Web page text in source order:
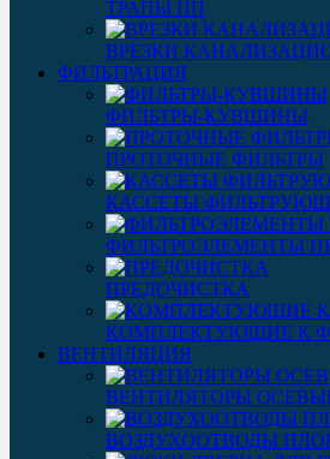
ТРАПЫ ПП
ВРЕЗКИ
ФИЛЬТРАЦИЯ
ФИЛЬТРЫ-КУВШИНЫ
ПРОТОЧНЫЕ ФИЛЬТРЫ
КАССЕТЫ
ФИЛЬТРОЭЛЕМЕНТЫ
ПРЕДОЧИСТКА
КОМПЛЕКТУЮЩИЕ К
ВЕНТИЛЯЦИЯ
ВЕНТИЛЯТОРЫ
ВОЗДУХООТВОДЫ